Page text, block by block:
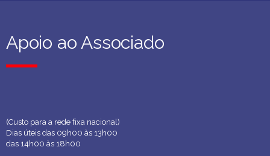
Apoio ao Associado
Apoio ao Associado
(Custo para a rede fixa nacional)
Dias úteis das 09h00 às 13h00
das 14h00 às 18h00